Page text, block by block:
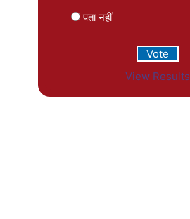
पता नहीं
View Results